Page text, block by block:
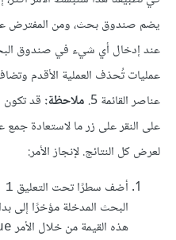
يضم صندوق بحث، ومن المفترض
عمليات تُحذف العملية اﻷقدم
عناصر القائمة 5.
ملاحظة: قد تكون
على النقر على زر ما لاستعادة
لعرض كل النتائج. ﻹنجاز اﻷمر:
أضف سطرًا تحت التعليق
البحث المدخلة مؤخرًا إلى
هذه القيمة من خلال اﻷمر